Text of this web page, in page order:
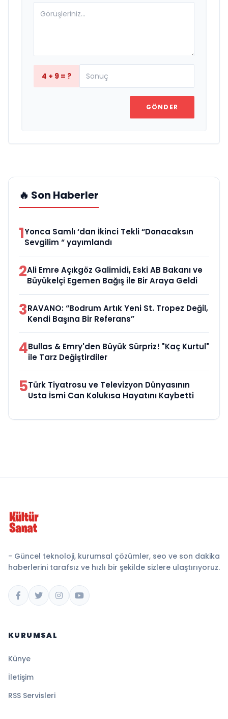
4 + 9 = ?
GÖNDER
🔥 Son Haberler
1Yonca Samlı ‘dan İkinci Tekli “Donacaksın
Sevgilim “ yayımlandı
2Ali Emre Açıkgöz Galimidi, Eski AB Bakanı ve
Büyükelçi Egemen Bağış ile Bir Araya Geldi
3RAVANO: “Bodrum Artık Yeni St. Tropez Değil,
Kendi Başına Bir Referans”
4Bullas & Emry'den Büyük Sürpriz! "Kaç Kurtul"
ile Tarz Değiştirdiler
5Türk Tiyatrosu ve Televizyon Dünyasının
Usta İsmi Can Kolukısa Hayatını Kaybetti
- Güncel teknoloji, kurumsal çözümler, seo ve son dakika
haberlerini tarafsız ve hızlı bir şekilde sizlere ulaştırıyoruz.
KURUMSAL
Künye
İletişim
RSS Servisleri